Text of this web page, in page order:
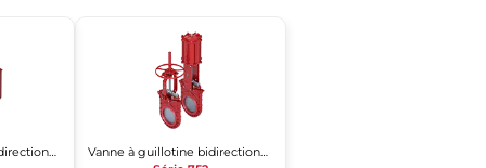
Vanne à guillotine bidirectionnelle
Vanne à guillotine bidirectionnelle